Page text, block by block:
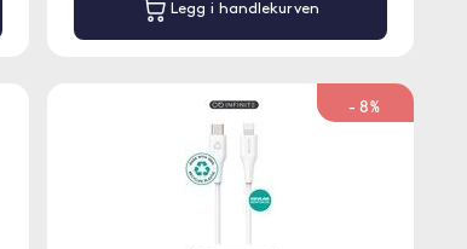
Legg i handlekurven
-8%